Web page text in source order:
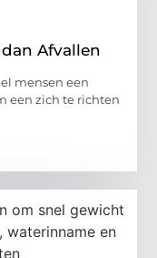
Afvallen
mensen een
een zich te richten